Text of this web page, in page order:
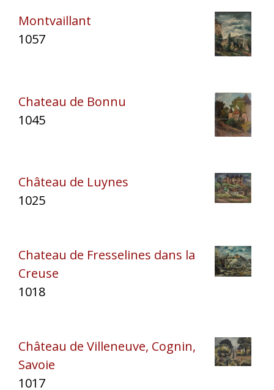
Montvaillant
1057
Chateau de Bonnu
1045
Château de Luynes
1025
Chateau de Fresselines dans la
Creuse
1018
Château de Villeneuve, Cognin,
Savoie
1017